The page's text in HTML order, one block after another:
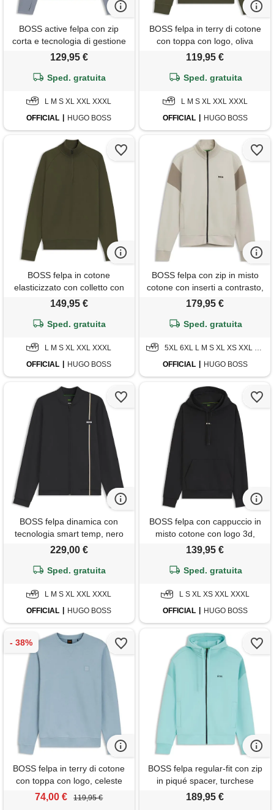
BOSS active felpa con zip
corta e tecnologia di gestione
dell'umidità, grigio
129,95 €
Sped. gratuita
L M S XL XXL XXXL
OFFICIAL
HUGO BOSS
BOSS felpa in terry di cotone
con toppa con logo, oliva
119,95 €
Sped. gratuita
L M S XL XXL XXXL
OFFICIAL
HUGO BOSS
BOSS felpa in cotone
elasticizzato con colletto con
zip, oliva
149,95 €
Sped. gratuita
L M S XL XXL XXXL
OFFICIAL
HUGO BOSS
BOSS felpa con zip in misto
cotone con inserti a contrasto,
beige chiaro
179,95 €
Sped. gratuita
5XL 6XL L M S XL XS XXL XXXL
OFFICIAL
HUGO BOSS
BOSS felpa dinamica con
tecnologia smart temp, nero
229,00 €
Sped. gratuita
L M S XL XXL XXXL
OFFICIAL
HUGO BOSS
BOSS felpa con cappuccio in
misto cotone con logo 3d,
nero
139,95 €
Sped. gratuita
L S XL XS XXL XXXL
OFFICIAL
HUGO BOSS
BOSS felpa in terry di cotone
con toppa con logo, celeste
74,00 € 119,95 €
BOSS felpa regular-fit con zip
in piqué spacer, turchese
189,95 €